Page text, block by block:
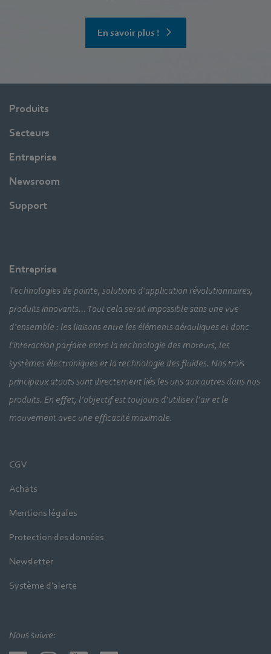
En savoir plus !
Produits
Secteurs
Entreprise
Newsroom
Support
Entreprise
Technologies de pointe, solutions d’application révolutionnaires,
produits innovants… Tout cela serait impossible sans une vue
d’ensemble : les liaisons entre les éléments aérauliques et donc
l'interaction parfaite entre la technologie des moteurs, les
systèmes électroniques et la technologie des fluides. Nos trois
principaux atouts sont directement liés les uns aux autres dans nos
produits. En effet, l’objectif est toujours d’utiliser l’air et le
mouvement avec une efficacité maximale.
CGV
Achats
Mentions légales
Protection des données
Newsletter
Système d'alerte
Nous suivre: